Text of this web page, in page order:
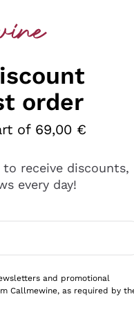
alternative che
order
of 69,00 €
receive discounts,
every day!
and promotional
Callmewine, as required by